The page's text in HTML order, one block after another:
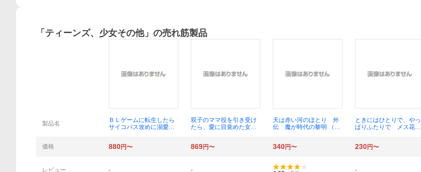
「 ティーンズ、少女その他」の売れ筋製品
製品名
ＢＬゲームに転生したら
サイコパス攻めに溺愛さ
４１） 夜光花／著
双子のママ役を引き受け
たら、愛に目覚めた女嫌
０－１２） 蓮美ちま／著
天は赤い河のほとり 外
伝 魔が時代の黎明 （小
ときにはひとりで、やっ
ぱりふたりで メス花歳
９） 椹野道流／著
価格 880円〜 869円〜 340円〜 230円〜
レビュー - - -